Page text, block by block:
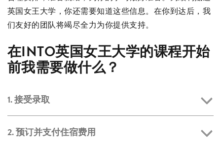
英国女王大学，你还需要知道这些信息。在你到达后，我
们友好的团队将竭尽全力为你提供支持。
在INTO英国女王大学的课程开始
前我需要做什么？
1. 接受录取
2. 预订并支付住宿费用